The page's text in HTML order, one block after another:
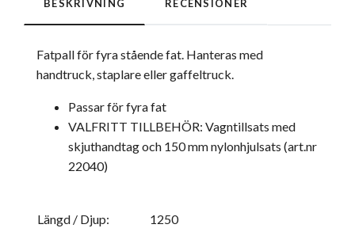
BESKRIVNING RECENSIONER
Fatpall för fyra stående fat. Hanteras med
handtruck, staplare eller gaffeltruck.
Passar för fyra fat
VALFRITT TILLBEHÖR: Vagntillsats med
skjuthandtag och 150 mm nylonhjulsats (art.nr
22040)
Längd / Djup:
1250